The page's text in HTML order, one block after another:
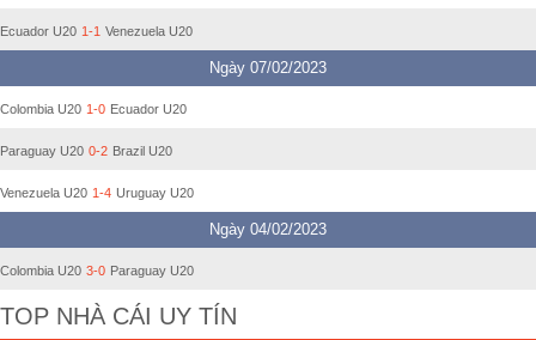
Ecuador U20 1-1 Venezuela U20
Ngày 07/02/2023
Colombia U20 1-0 Ecuador U20
Paraguay U20 0-2 Brazil U20
Venezuela U20 1-4 Uruguay U20
Ngày 04/02/2023
Colombia U20 3-0 Paraguay U20
TOP NHÀ CÁI UY TÍN